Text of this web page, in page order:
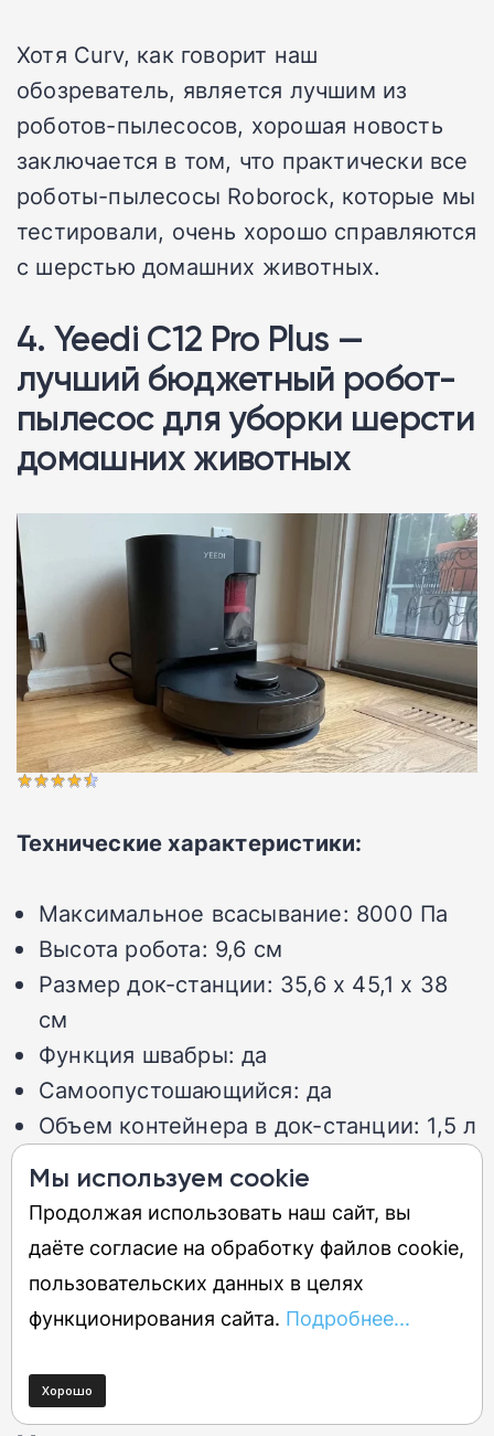
Хотя Curv, как говорит наш
обозреватель, является лучшим из
роботов-пылесосов, хорошая новость
заключается в том, что практически все
роботы-пылесосы Roborock, которые мы
тестировали, очень хорошо справляются
с шерстью домашних животных.
4. Yeedi C12 Pro Plus —
лучший бюджетный робот-
пылесос для уборки шерсти
домашних животных
Технические характеристики:
Максимальное всасывание: 8000 Па
Высота робота: 9,6 см
Размер док-станции: 35,6 x 45,1 x 38
см
Функция швабры: да
Самоопустошающийся: да
Объем контейнера в док-станции: 1,5 л
Плюсы:
Удивительно мощное всасывание
Низкая цена, со специальными
предложениями
Хорошо справляется с волосами
Мы используем cookie
Продолжая использовать наш сайт, вы
даёте согласие на обработку файлов cookie,
пользовательских данных в целях
функционирования сайта. Подробнее...